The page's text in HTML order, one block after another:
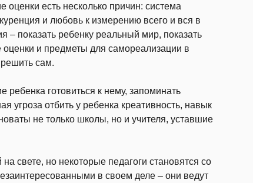
оценки есть несколько причин: система
и любовь к измерению всего и вся в
показать ребенку реальный мир, показать
и предметы для самореализации в
сам.
готовиться к нему, запоминать
угроза отбить у ребенка креативность, навык
не только школы, но и учителя, уставшие
свете, но некоторые педагоги становятся со
в своем деле – они ведут